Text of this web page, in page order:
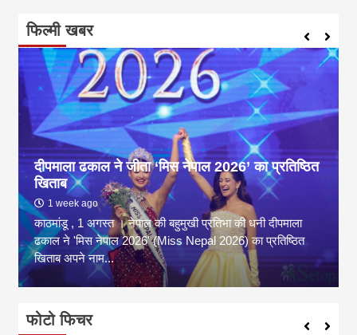
फिल्मी खबर
दीपमाला ढकाल ने जीता ‘मिस नेपाल 2026’ का प्रतिष्ठित
खिताब
1 week ago
काठमांडू , 1 अगस्त । नेपाल की बहुमुखी प्रतिभा की धनी दीपमाला
ढकाल ने 'मिस नेपाल 2026' (Miss Nepal 2026) का प्रतिष्ठित
खिताब अपने नाम...
फोटो फिचर